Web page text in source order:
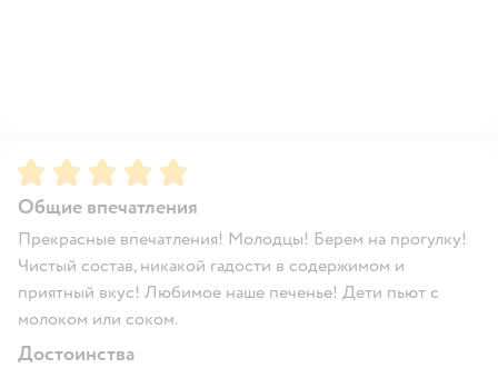
Рейтинг:5
Общие впечатления
Прекрасные впечатления! Молодцы! Берем на прогулку!
Чистый состав, никакой гадости в содержимом и
приятный вкус! Любимое наше печенье! Дети пьют с
молоком или соком.
Достоинства